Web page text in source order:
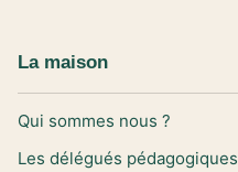
La maison
Qui sommes nous ?
Les délégués pédagogiques